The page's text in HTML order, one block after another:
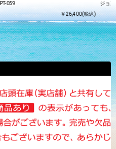
PT-059
￥26,400(税込)
ジョ